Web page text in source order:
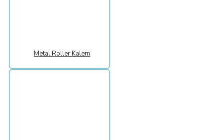
Metal Roller Kalem